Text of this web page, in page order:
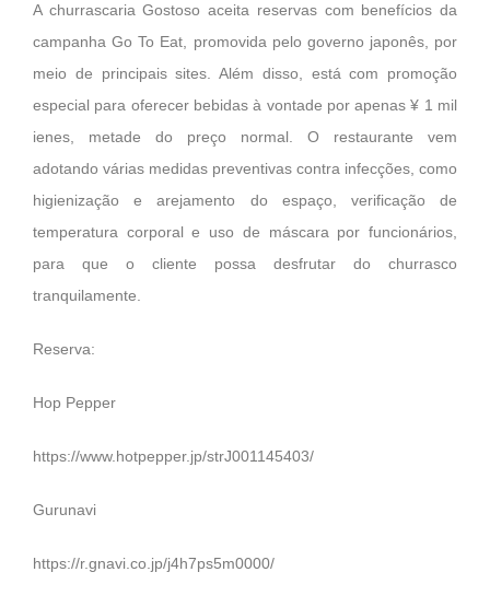
A churrascaria Gostoso aceita reservas com benefícios da
campanha Go To Eat, promovida pelo governo japonês, por
meio de principais sites. Além disso, está com promoção
especial para oferecer bebidas à vontade por apenas ¥ 1 mil
ienes, metade do preço normal. O restaurante vem
adotando várias medidas preventivas contra infecções, como
higienização e arejamento do espaço, verificação de
temperatura corporal e uso de máscara por funcionários,
para que o cliente possa desfrutar do churrasco
tranquilamente.
Reserva:
Hop Pepper
https://www.hotpepper.jp/strJ001145403/
Gurunavi
https://r.gnavi.co.jp/j4h7ps5m0000/